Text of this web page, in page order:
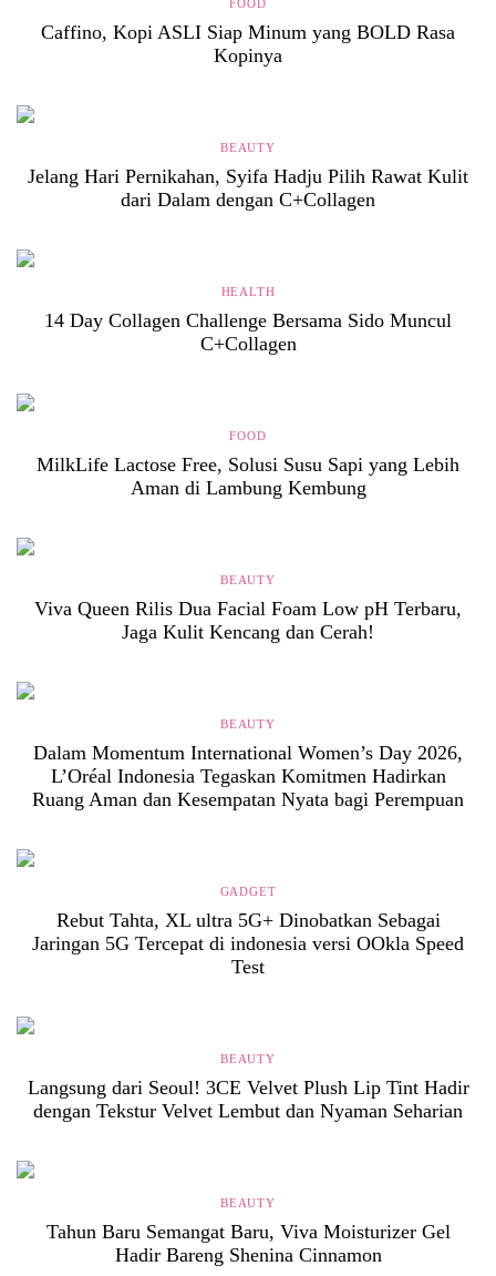
FOOD
Caffino, Kopi ASLI Siap Minum yang BOLD Rasa
Kopinya
BEAUTY
Jelang Hari Pernikahan, Syifa Hadju Pilih Rawat Kulit
dari Dalam dengan C+Collagen
HEALTH
14 Day Collagen Challenge Bersama Sido Muncul
C+Collagen
FOOD
MilkLife Lactose Free, Solusi Susu Sapi yang Lebih
Aman di Lambung Kembung
BEAUTY
Viva Queen Rilis Dua Facial Foam Low pH Terbaru,
Jaga Kulit Kencang dan Cerah!
BEAUTY
Dalam Momentum International Women’s Day 2026,
L’Oréal Indonesia Tegaskan Komitmen Hadirkan
Ruang Aman dan Kesempatan Nyata bagi Perempuan
GADGET
Rebut Tahta, XL ultra 5G+ Dinobatkan Sebagai
Jaringan 5G Tercepat di indonesia versi OOkla Speed
Test
BEAUTY
Langsung dari Seoul! 3CE Velvet Plush Lip Tint Hadir
dengan Tekstur Velvet Lembut dan Nyaman Seharian
BEAUTY
Tahun Baru Semangat Baru, Viva Moisturizer Gel
Hadir Bareng Shenina Cinnamon